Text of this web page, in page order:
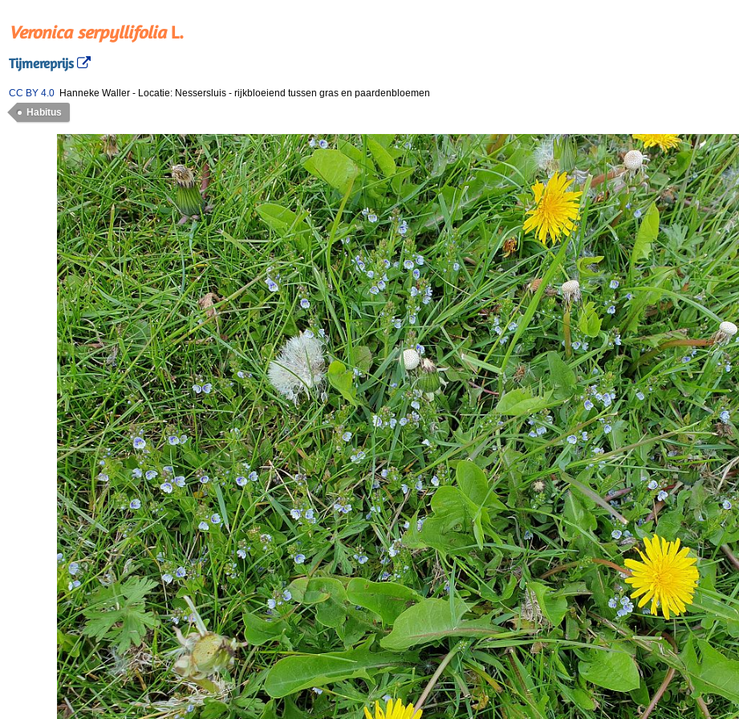
Veronica serpyllifoliaL.
Tijmereprijs
CC BY 4.0 Hanneke Waller - Locatie: Nessersluis - rijkbloeiend tussen gras en paardenbloemen
Habitus